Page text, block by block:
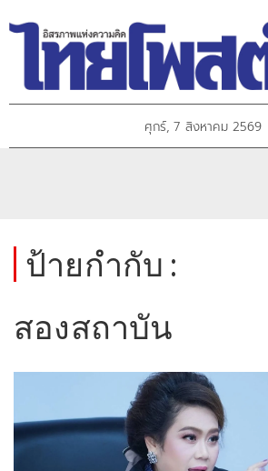
ศุกร์, 7 สิงหาคม 2569
ป้ายกำกับ :
สองสถาบัน